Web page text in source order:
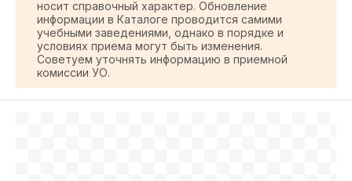
носит справочный характер. Обновление
информации в Каталоге проводится самими
учебными заведениями, однако в порядке и
условиях приема могут быть изменения.
Советуем уточнять информацию в приемной
комиссии УО.